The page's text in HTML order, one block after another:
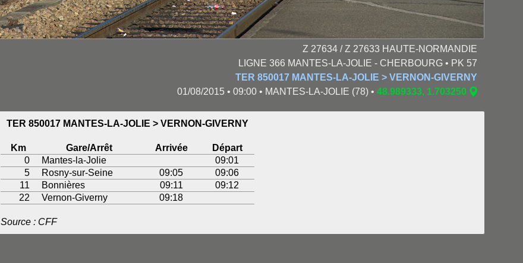
Z 27634 / Z 27633 HAUTE-NORMANDIE
LIGNE 366 MANTES-LA-JOLIE - CHERBOURG • PK 57
TER 850017 MANTES-LA-JOLIE > VERNON-GIVERNY
01/08/2015 • 09:00 • MANTES-LA-JOLIE (78) • 48.989333, 1.703250
TER 850017 MANTES-LA-JOLIE > VERNON-GIVERNY
Km Gare/Arrêt Arrivée
Départ
0
Mantes-la-Jolie
09:01
5
Rosny-sur-Seine 09:05
09:06
11
Bonnières 09:11
09:12
22
Vernon-Giverny 09:18
Source : CFF